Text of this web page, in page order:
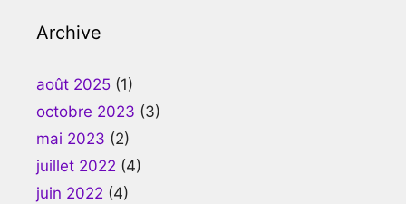
Archive
août 2025 (1)
octobre 2023 (3)
mai 2023 (2)
juillet 2022 (4)
juin 2022 (4)